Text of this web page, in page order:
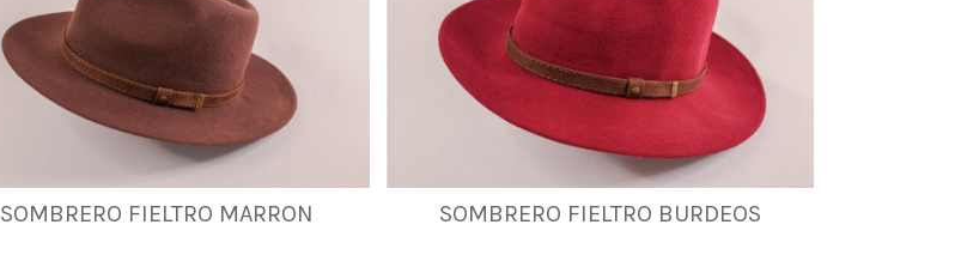
SOMBRERO FIELTRO MARRON
57 58 59 60 61 SOMBRERO FIELTRO BURDEOS
55 56 57 58 59 60 61